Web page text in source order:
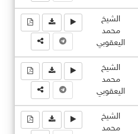
الشيخ
محمد
اليعقوبي
الشيخ
محمد
اليعقوبي
الشيخ
محمد